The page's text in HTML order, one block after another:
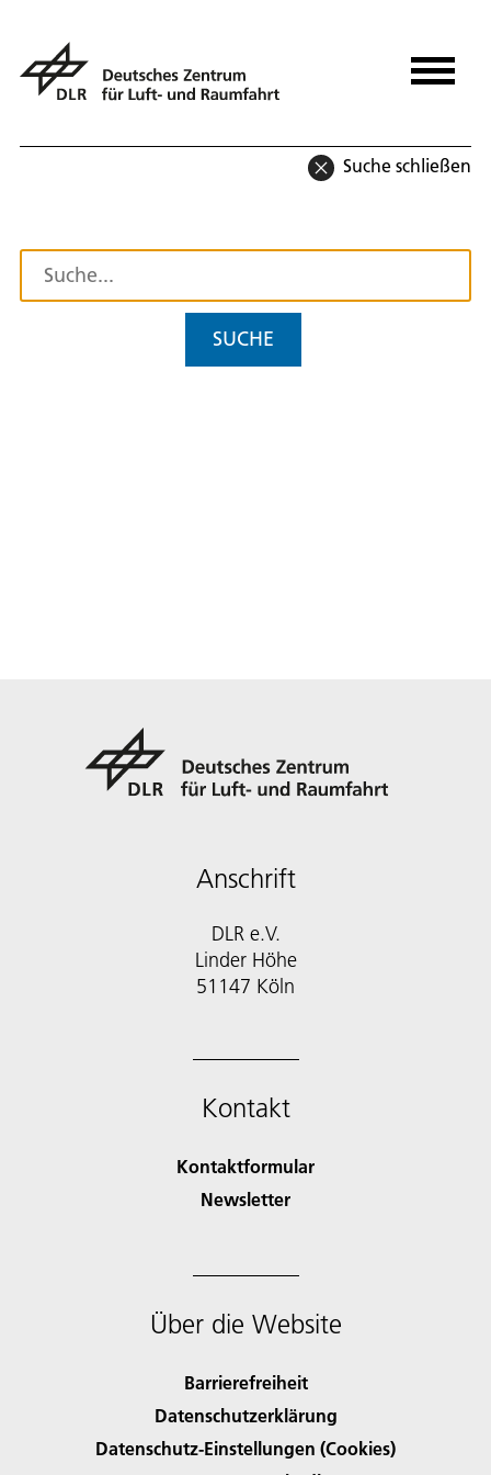
Suche schließen
SUCHE
Anschrift
DLR e.V.
Linder Höhe
51147 Köln
Kontakt
Kontaktformular
Newsletter
Über die Website
Barrierefreiheit
Datenschutzerklärung
Datenschutz-Einstellungen (Cookies)